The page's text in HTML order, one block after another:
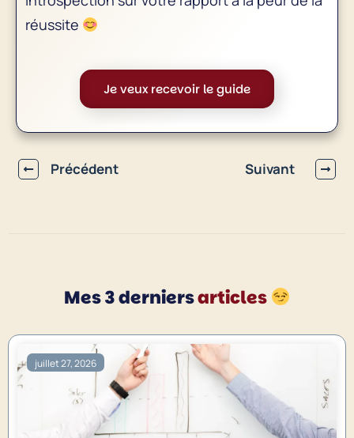
réussite
Je veux recevoir le guide
Précédent Suivant
Mes 3 derniersarticles
juillet 27, 2026